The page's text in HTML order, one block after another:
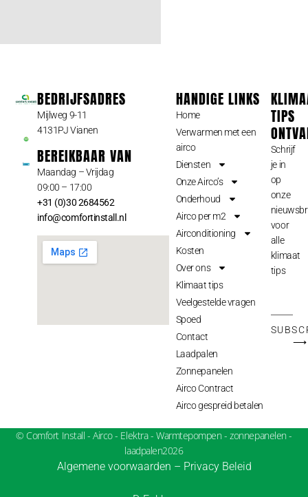
BEDRIJFSADRES
Mijlweg 9-11
4131PJ Vianen
BEREIKBAAR VAN
Maandag – Vrijdag
09:00 – 17:00
+31 (0)30 2684562
info@comfortinstall.nl
HANDIGE LINKS
Home
Verwarmen met een
airco
Diensten
Onze Airco’s
Onderhoud
Airco per m2
Airconditioning
Kosten
Over ons
Klimaat tips
Veelgestelde vragen
Spoed
Contact
Laadpalen
Zonnepanelen
Airco Contract
Airco gespreid betalen
TIPS
Schrijf
je in
op
onze
voor
alle
klimaat
tips
⟶
© Comfort Install - Airco - Elektra - Warmtepompen - zonnepanelen -
laadpalen2026
Algemene voorwaarden – Privacy Beleid